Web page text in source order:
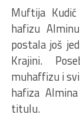
Muftija
hafizu
postala još
Krajini.
muhaffizu i
hafiza
titulu.